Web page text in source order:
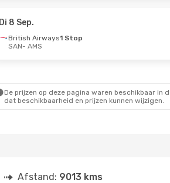
Di 8 Sep.
British Airways1 Stop
SAN- AMS
De prijzen op deze pagina waren beschikbaar
dat beschikbaarheid en prijzen kunnen wijzigen.
Afstand: 9013 kms